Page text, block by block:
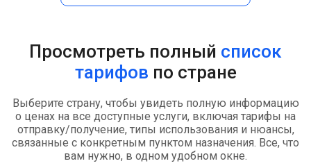
Просмотреть полный список
тарифов по стране
Выберите страну, чтобы увидеть полную информацию
о ценах на все доступные услуги, включая тарифы на
отправку/получение, типы использования и нюансы,
связанные с конкретным пунктом назначения. Все, что
вам нужно, в одном удобном окне.